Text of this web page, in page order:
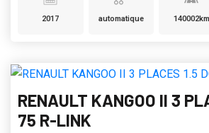
2017 automatique 140002km
RENAULT KANGOO II 3
75 R-LINK